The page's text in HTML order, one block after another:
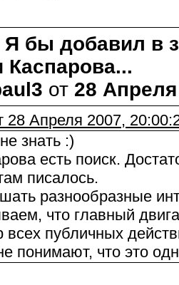
Я бы добавил в
Каспарова...
от 28
28 Апреля 2007,
знать :)
есть поиск.
писалось.
разнообразные
что главный
всех публичных
понимают, что это